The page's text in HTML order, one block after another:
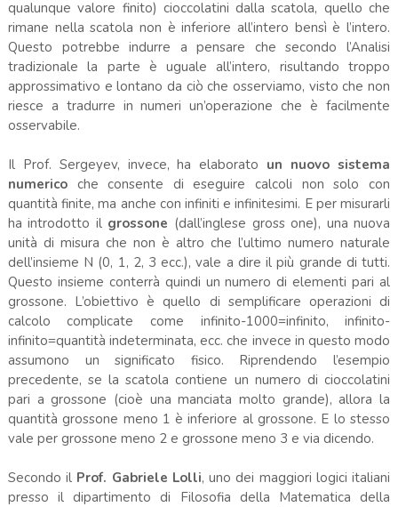
qualunque valore finito) cioccolatini dalla scatola, quello che
rimane nella scatola non è inferiore all’intero bensì è l’intero.
Questo potrebbe indurre a pensare che secondo l’Analisi
tradizionale la parte è uguale all’intero, risultando troppo
approssimativo e lontano da ciò che osserviamo, visto che non
riesce a tradurre in numeri un’operazione che è facilmente
osservabile.
Il Prof. Sergeyev, invece, ha elaborato un nuovo sistema
numericoche consente di eseguire calcoli non solo con
quantità finite, ma anche con infiniti e infinitesimi. E per misurarli
ha introdotto il grossone (dall’inglese gross one), una nuova
unità di misura che non è altro che l’ultimo numero naturale
dell’insieme N (0, 1, 2, 3 ecc.), vale a dire il più grande di tutti.
Questo insieme conterrà quindi un numero di elementi pari al
grossone. L’obiettivo è quello di semplificare operazioni di
calcolo complicate come infinito-1000=infinito, infinito-
infinito=quantità indeterminata, ecc. che invece in questo modo
assumono un significato fisico. Riprendendo l’esempio
precedente, se la scatola contiene un numero di cioccolatini
pari a grossone (cioè una manciata molto grande), allora la
quantità grossone meno 1 è inferiore al grossone. E lo stesso
vale per grossone meno 2 e grossone meno 3 e via dicendo.
Secondo il Prof. Gabriele Lolli, uno dei maggiori logici italiani
presso il dipartimento di Filosofia della Matematica della